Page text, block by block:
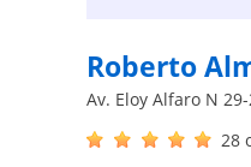
Roberto
Av. Eloy Alfaro N
28